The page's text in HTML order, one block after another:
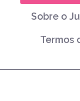
Sobre o
Termos